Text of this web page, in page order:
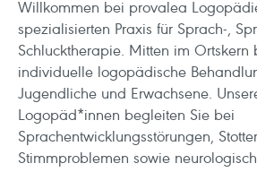
Willkommen bei provalea
spezialisierten Praxis für Sprach-,
Schlucktherapie. Mitten im Ortskern
individuelle logopädische
Jugendliche und Erwachsene.
Logopäd*innen begleiten Sie bei
Sprachentwicklungsstörungen,
Stimmproblemen sowie